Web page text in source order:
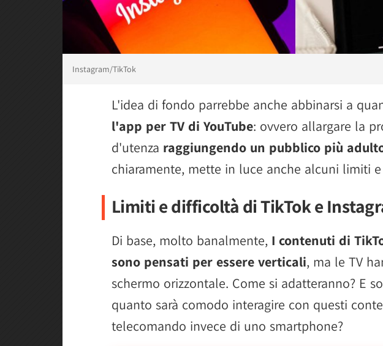
Instagram/TikTok
L'idea di fondo parrebbe anche abbinarsi a
l'app per TV di YouTube: ovvero allargare la
d'utenza raggiungendo un pubblico più
chiaramente, mette in luce anche alcuni limiti
Limiti e difficoltà di TikTok e
Di base, molto banalmente, I contenuti di
sono pensati per essere verticali, ma le TV
schermo orizzontale. Come si adatteranno? E
quanto sarà comodo interagire con questi
telecomando invece di uno smartphone?